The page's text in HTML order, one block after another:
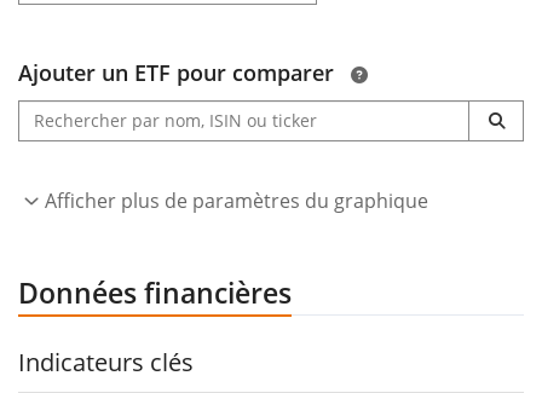
Ajouter un ETF pour comparer
Afficher plus de paramètres du graphique
Données financières
Indicateurs clés